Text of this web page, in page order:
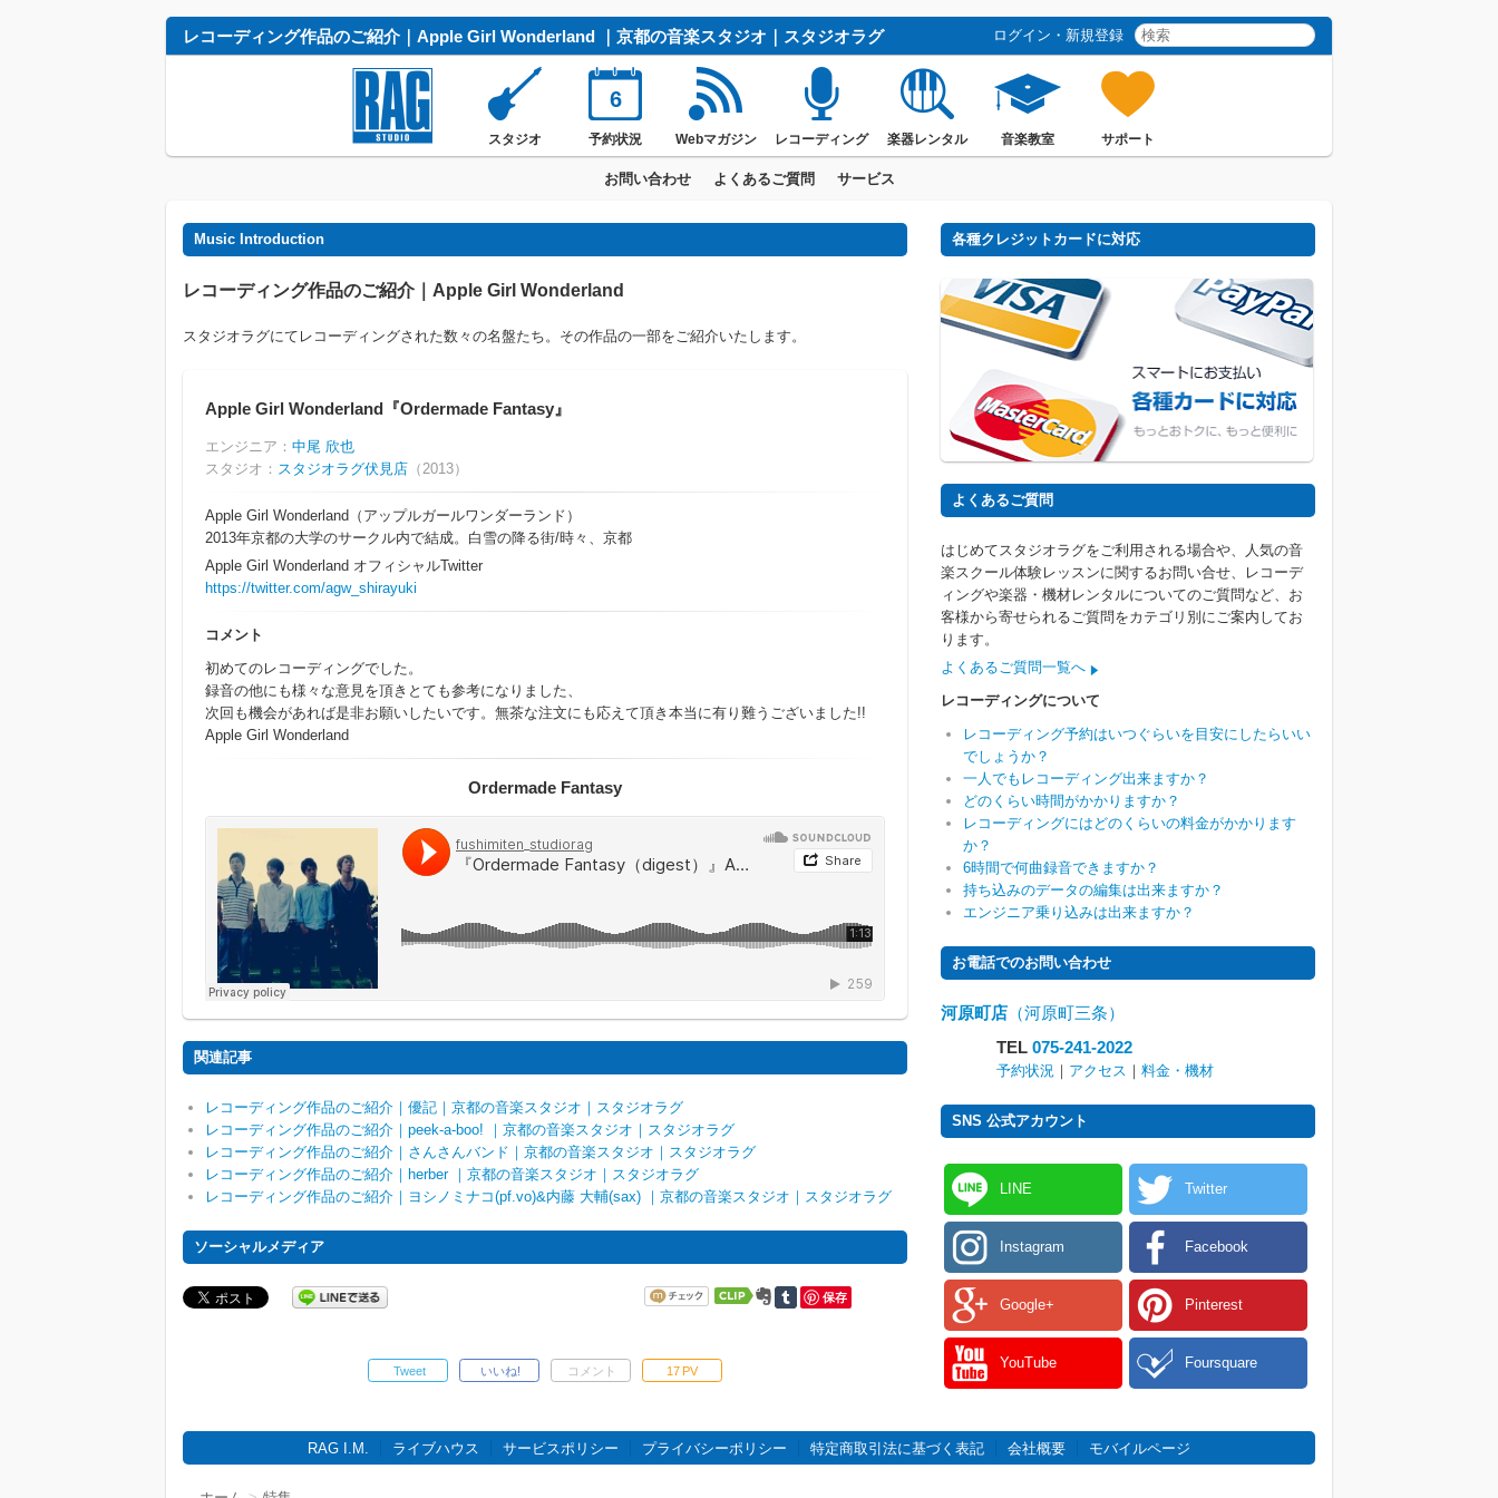
レコーディング作品のご紹介｜Apple Girl Wonderland ｜京都の音楽スタジオ｜スタジオラグ ログイン・新規登録
スタジオ
6
予約状況 Webマガジン レコーディング 楽器レンタル 音楽教室 サポート
お問い合わせ よくあるご質問 サービス
Music Introduction
レコーディング作品のご紹介｜Apple Girl Wonderland
スタジオラグにてレコーディングされた数々の名盤たち。その作品の一部をご紹介いたします。
Apple Girl Wonderland『Ordermade Fantasy』
エンジニア： 中尾 欣也
スタジオ： スタジオラグ伏見店 （2013）
Apple Girl Wonderland（アップルガールワンダーランド）
2013年京都の大学のサークル内で結成。白雪の降る街/時々、京都
Apple Girl Wonderland オフィシャルTwitter
https://twitter.com/agw_shirayuki
コメント
初めてのレコーディングでした。
録音の他にも様々な意見を頂きとても参考になりました、
次回も機会があれば是非お願いしたいです。無茶な注文にも応えて頂き本当に有り難うございました!!
Apple Girl Wonderland
Ordermade Fantasy
関連記事
レコーディング作品のご紹介｜優記｜京都の音楽スタジオ｜スタジオラグ
レコーディング作品のご紹介｜peek-a-boo! ｜京都の音楽スタジオ｜スタジオラグ
レコーディング作品のご紹介｜さんさんバンド｜京都の音楽スタジオ｜スタジオラグ
レコーディング作品のご紹介｜herber ｜京都の音楽スタジオ｜スタジオラグ
レコーディング作品のご紹介｜ヨシノミナコ(pf.vo)&内藤 大輔(sax) ｜京都の音楽スタジオ｜スタジオラグ
ソーシャルメディア
保存
Tweet いいね! コメント 17 PV
各種クレジットカードに対応
よくあるご質問
はじめてスタジオラグをご利用される場合や、人気の音
楽スクール体験レッスンに関するお問い合せ、レコーデ
ィングや楽器・機材レンタルについてのご質問など、お
客様から寄せられるご質問をカテゴリ別にご案内してお
ります。
よくあるご質問一覧へ
レコーディングについて
レコーディング予約はいつぐらいを目安にしたらいい
でしょうか？
一人でもレコーディング出来ますか？
どのくらい時間がかかりますか？
レコーディングにはどのくらいの料金がかかります
か？
6時間で何曲録音できますか？
持ち込みのデータの編集は出来ますか？
エンジニア乗り込みは出来ますか？
お電話でのお問い合わせ
河原町店 （河原町三条）
TEL 075-241-2022
予約状況 ｜ アクセス ｜ 料金・機材
SNS 公式アカウント
LINE Twitter
Instagram Facebook
Google+ Pinterest
YouTube Foursquare
RAG I.M. ライブハウス サービスポリシー プライバシーポリシー 特定商取引法に基づく表記 会社概要 モバイルページ